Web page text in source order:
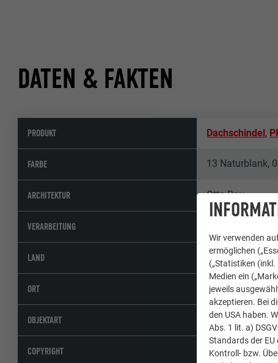
DATEN & FAKTEN
PRODUKT Dachschindel ,
FARBE 13 Naturblank,
ARCHITEKTUR Otto Rau
VERARBEITUNG
LAND Österreich
ORT Lilienfeld
OBJEKTART Hotels &
COPYRIGHT © PREFA |
Wir verwenden
ermöglichen
(„Statistiken
Medien ein
jeweils
akzeptieren. Bei
den USA haben.
Abs. 1 lit. a)
Standards der
Kontroll- bzw.